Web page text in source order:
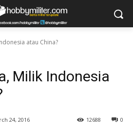
atau China?
Milik Indonesia
24, 2016 0
12688